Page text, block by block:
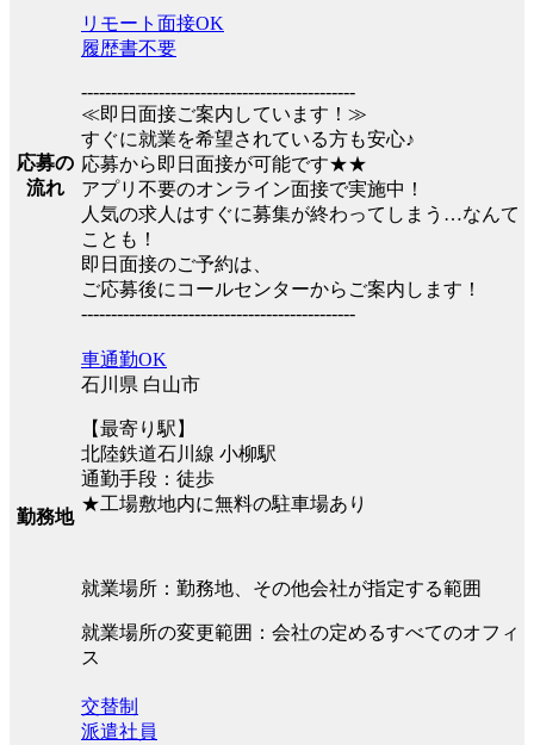
応募の
流れ
リモート面接OK
履歴書不要
----------------------------------------------
≪即日面接ご案内しています！≫
すぐに就業を希望されている方も安心♪
応募から即日面接が可能です★★
アプリ不要のオンライン面接で実施中！
人気の求人はすぐに募集が終わってしまう…なんて
ことも！
即日面接のご予約は、
ご応募後にコールセンターからご案内します！
----------------------------------------------
勤務地
車通勤OK
石川県 白山市
【最寄り駅】
北陸鉄道石川線 小柳駅
通勤手段：徒歩
★工場敷地内に無料の駐車場あり
就業場所：勤務地、その他会社が指定する範囲
就業場所の変更範囲：会社の定めるすべてのオフィ
ス
交替制
派遣社員